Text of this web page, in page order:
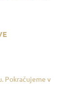
Pokračujeme v